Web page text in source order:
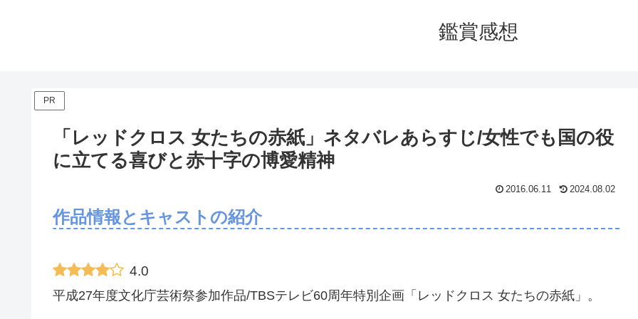
鑑賞感想
PR
「レッドクロス 女たちの赤紙」ネタバレあらすじ/女性でも国の役
に立てる喜びと赤十字の博愛精神
2016.06.11 2024.08.02
作品情報とキャストの紹介
4.0
平成27年度文化庁芸術祭参加作品/TBSテレビ60周年特別企画「レッドクロス 女たちの赤紙」。